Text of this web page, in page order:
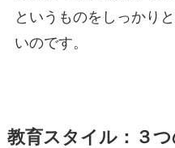
というものをしっかり
いのです。
教育スタイル：３